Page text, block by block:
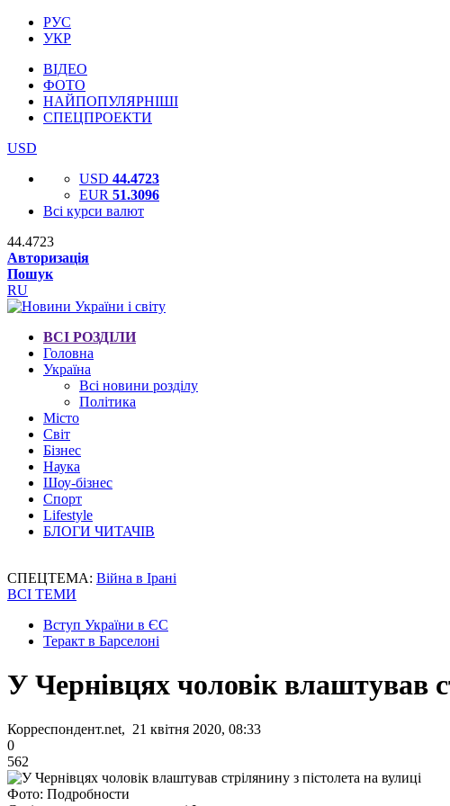
РУС
УКР
ВІДЕО
ФОТО
НАЙПОПУЛЯРНІШІ
СПЕЦПРОЕКТИ
USD
USD 44.4723
EUR 51.3096
Всі курси валют
44.4723
Авторизація
Пошук
RU
ВСІ РОЗДІЛИ
Головна
Україна
Всі новини розділу
Політика
Місто
Світ
Бізнес
Наука
Шоу-бізнес
Спорт
Lifestyle
БЛОГИ ЧИТАЧІВ
СПЕЦТЕМА: Війна в Ірані
ВСІ ТЕМИ
Вступ України в ЄС
Теракт в Барселоні
У Чернівцях чоловік влаштував
Корреспондент.net, 21 квітня 2020, 08:33
0
562
Фото: Подробности